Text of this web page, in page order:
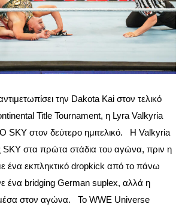
την Dakota Kai στον τελικό
Title Tournament, η Lyra Valkyria
SKY στον δεύτερο ημιτελικό. Η Valkyria
SKY στα πρώτα στάδια του αγώνα, πριν η
ένα εκπληκτικό dropkick από το πάνω
ένα bridging German suplex, αλλά η
στον αγώνα. Το WWE Universe